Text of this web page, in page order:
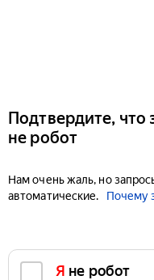
Подтвердите, что
не робот
Нам очень жаль, но
автоматические.
Почему
Я не робот